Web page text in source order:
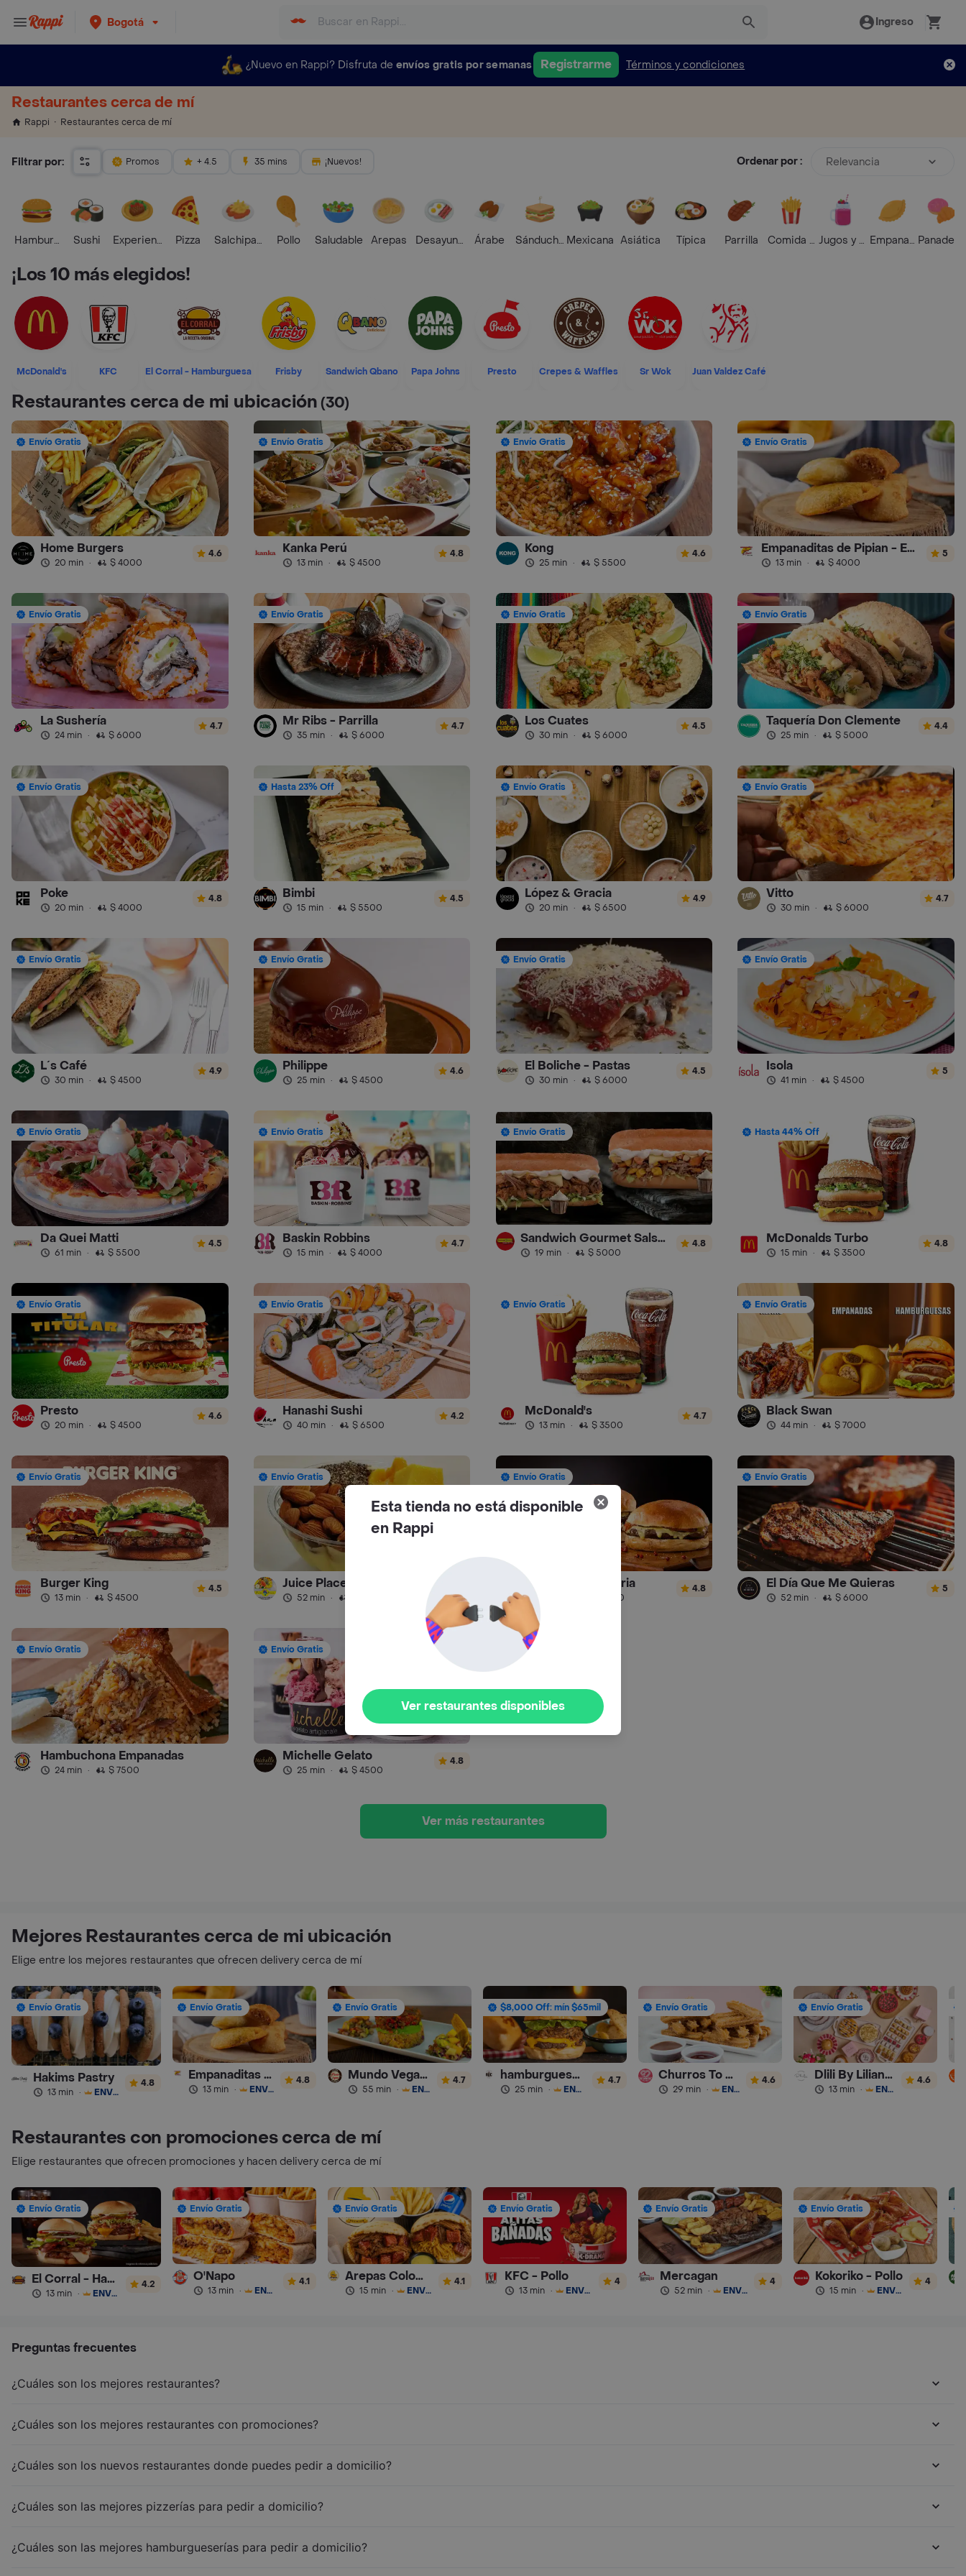
Bogotá Ingreso
¿Nuevo en Rappi? Disfruta de envíos gratis por semanas Registrarme Términos y condiciones
Restaurantes cerca de mí
Rappi Restaurantes cerca de mí
Filtrar por: Promos + 4.5 35 mins ¡Nuevos! Ordenar por : Relevancia
HamburguesaSushi Experiencias Foodies
Pizza Salchipapas Pollo Saludable Arepas Desayunos Árabe SánduchesMexicana Asiática Típica Parrilla Comida RápidaJugos y BatidosEmpanadasPanadería
¡Los 10 más elegidos!
McDonald's KFC El Corral - Hamburguesa Frisby Sandwich Qbano Papa Johns Presto Crepes & Waffles Sr Wok Juan Valdez Café
Restaurantes cerca de mi ubicación(30)
Envío Gratis
Home Burgers
20 min · $ 4000
4.6
Envío Gratis
Kanka Perú
13 min · $ 4500
4.8
Envío Gratis
Kong
25 min · $ 5500
4.6
Envío Gratis
Empanaditas de Pipian - Empanadas
13 min · $ 4000
5
Envío Gratis
La Sushería
24 min · $ 6000
4.7
Envío Gratis
Mr Ribs - Parrilla
35 min · $ 6000
4.7
Envío Gratis
Los Cuates
30 min · $ 6000
4.5
Envío Gratis
Taquería Don Clemente
25 min · $ 5000
4.4
Envío Gratis
Poke
20 min · $ 4000
4.8
Hasta 23% Off
Bimbi
15 min · $ 5500
4.5
Envío Gratis
López & Gracia
20 min · $ 6500
4.9
Envío Gratis
Vitto
30 min · $ 6000
4.7
Envío Gratis
L´s Café
30 min · $ 4500
4.9
Envío Gratis
Philippe
25 min · $ 4500
4.6
Envío Gratis
El Boliche - Pastas
30 min · $ 6000
4.5
Envío Gratis
Isola
41 min · $ 4500
5
Envío Gratis
Da Quei Matti
61 min · $ 5500
4.5
Envío Gratis
Baskin Robbins
15 min · $ 4000
4.7
Envío Gratis
Sandwich Gourmet Salsa de Ajo
19 min · $ 5000
4.8
Hasta 44% Off
McDonalds Turbo
15 min · $ 3500
4.8
Envío Gratis
Presto
20 min · $ 4500
4.6
Envío Gratis
Hanashi Sushi
40 min · $ 6500
4.2
Envío Gratis
McDonald's
13 min · $ 3500
4.7
Envío Gratis
Black Swan
44 min · $ 7000
Envío Gratis
Burger King
13 min · $ 4500
4.5
Envío Gratis
Juice Place
52 min ·
Envío Gratis
La Hamburgueseria
$ 4000
4.8
Envío Gratis
El Día Que Me Quieras
52 min · $ 6000
5
Envío Gratis
Hambuchona Empanadas
24 min · $ 7500
Envío Gratis
Michelle Gelato
25 min · $ 4500
4.8
Ver más restaurantes
Mejores Restaurantes cerca de mi ubicación
Elige entre los mejores restaurantes que ofrecen delivery cerca de mí
Envío Gratis
Hakims Pastry
13 min · ENVÍO GRATIS
4.8
Envío Gratis
Empanaditas de Pipian - Empanadas
13 min · ENVÍO GRATIS
4.8
Envío Gratis
Mundo Vegano
55 min · ENVÍO GRATIS
4.7
$8,000 Off: mín $65mil
hamburguesas Rustica (RDC)
25 min · ENVÍO GRATIS
4.7
Envío Gratis
Churros To Go
29 min · ENVÍO GRATIS
4.6
Envío Gratis
Dlili By Liliana Arango
13 min · ENVÍO GRATIS
4.6
Restaurantes con promociones cerca de mí
Elige restaurantes que ofrecen promociones y hacen delivery cerca de mí
Envío Gratis
El Corral - Hamburguesa
13 min · ENVÍO GRATIS
4.2
Envío Gratis
O'Napo
13 min · ENVÍO GRATIS
4.1
Envío Gratis
Arepas Colombianas Premium
15 min · ENVÍO GRATIS
4.1
Envío Gratis
KFC - Pollo
13 min · ENVÍO GRATIS
4
Envío Gratis
Mercagan
52 min · ENVÍO GRATIS
4
Envío Gratis
Kokoriko - Pollo
15 min · ENVÍO GRATIS
4
Preguntas frecuentes
¿Cuáles son los mejores restaurantes?
¿Cuáles son los mejores restaurantes con promociones?
¿Cuáles son los nuevos restaurantes donde puedes pedir a domicilio?
¿Cuáles son las mejores pizzerías para pedir a domicilio?
¿Cuáles son las mejores hamburgueserías para pedir a domicilio?
Esta tienda no está disponible
en Rappi
Ver restaurantes disponibles